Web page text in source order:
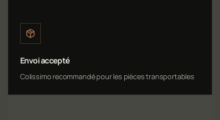
Envoi accepté
Colissimo recommandé pour les pièces transportables